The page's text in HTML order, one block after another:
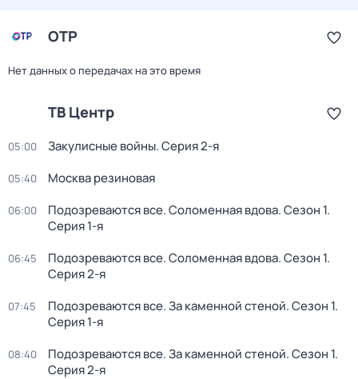
ОТР
Нет данных о передачах на это время
ТВ Центр
05:00 Закулисные войны. Серия 2-я
05:40 Москва резиновая
06:00 Подозреваются все. Соломенная вдова. Сезон 1.
Серия 1-я
06:45 Подозреваются все. Соломенная вдова. Сезон 1.
Серия 2-я
07:45 Подозреваются все. За каменной стеной. Сезон 1.
Серия 1-я
08:40 Подозреваются все. За каменной стеной. Сезон 1.
Серия 2-я